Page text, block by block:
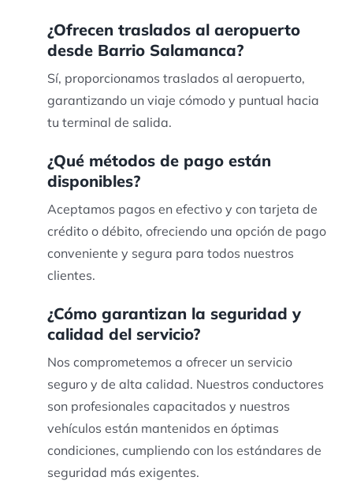
¿Ofrecen traslados al aeropuerto
desde Barrio Salamanca?
Sí, proporcionamos traslados al aeropuerto,
garantizando un viaje cómodo y puntual hacia
tu terminal de salida.
¿Qué métodos de pago están
disponibles?
Aceptamos pagos en efectivo y con tarjeta de
crédito o débito, ofreciendo una opción de pago
conveniente y segura para todos nuestros
clientes.
¿Cómo garantizan la seguridad y
calidad del servicio?
Nos comprometemos a ofrecer un servicio
seguro y de alta calidad. Nuestros conductores
son profesionales capacitados y nuestros
vehículos están mantenidos en óptimas
condiciones, cumpliendo con los estándares de
seguridad más exigentes.